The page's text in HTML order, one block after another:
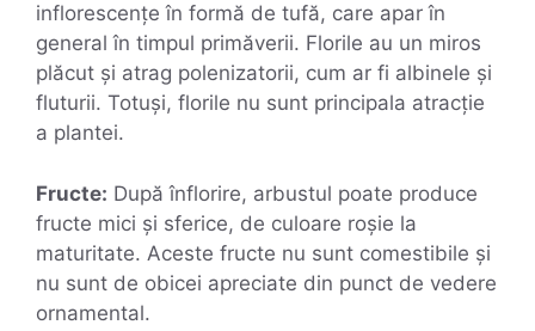
inflorescențe în formă de tufă, care apar în
general în timpul primăverii. Florile au un miros
plăcut și atrag polenizatorii, cum ar fi albinele și
fluturii. Totuși, florile nu sunt principala atracție
a plantei.
Fructe: După înflorire, arbustul poate produce
fructe mici și sferice, de culoare roșie la
maturitate. Aceste fructe nu sunt comestibile și
nu sunt de obicei apreciate din punct de vedere
ornamental.